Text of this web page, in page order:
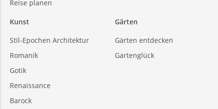
Reise planen
Kunst
Stil-Epochen Architektur
Romanik
Gotik
Renaissance
Barock
Gärten
Gärten entdecken
Gartenglück